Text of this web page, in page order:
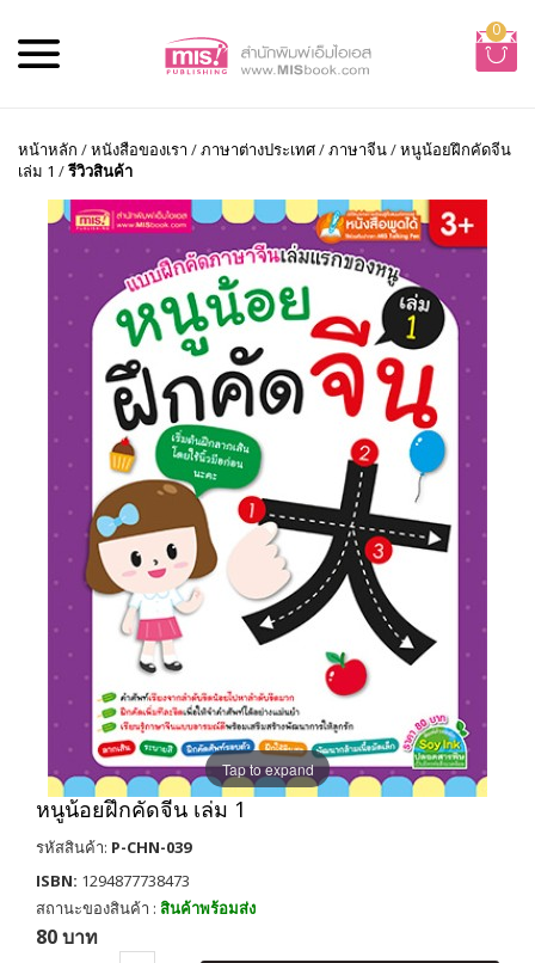
0
หน้าหลัก /หนังสือของเรา /ภาษาต่างประเทศ/ภาษาจีน/หนูน้อยฝึกคัดจีน
เล่ม 1 /รีวิวสินค้า
Tap to expand
หนูน้อยฝึกคัดจีน เล่ม 1
รหัสสินค้า: P-CHN-039
ISBN: 1294877738473
สถานะของสินค้า : สินค้าพร้อมส่ง
80 บาท